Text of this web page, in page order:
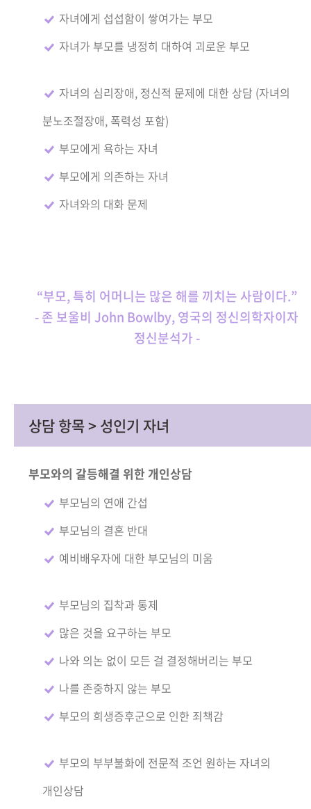
자녀에게 섭섭함이 쌓여가는 부모
자녀가 부모를 냉정히 대하여 괴로운 부모
자녀의 심리장애, 정신적 문제에 대한 상담 (자녀의
분노조절장애, 폭력성 포함)
부모에게 욕하는 자녀
부모에게 의존하는 자녀
자녀와의 대화 문제
“부모, 특히 어머니는 많은 해를 끼치는 사람이다.”
- 존 보울비 John Bowlby, 영국의 정신의학자이자
정신분석가 -
상담 항목 > 성인기 자녀
부모와의 갈등해결 위한 개인상담
부모님의 연애 간섭
부모님의 결혼 반대
예비배우자에 대한 부모님의 미움
부모님의 집착과 통제
많은 것을 요구하는 부모
나와 의논 없이 모든 걸 결정해버리는 부모
나를 존중하지 않는 부모
부모의 희생증후군으로 인한 죄책감
부모의 부부불화에 전문적 조언 원하는 자녀의
개인상담